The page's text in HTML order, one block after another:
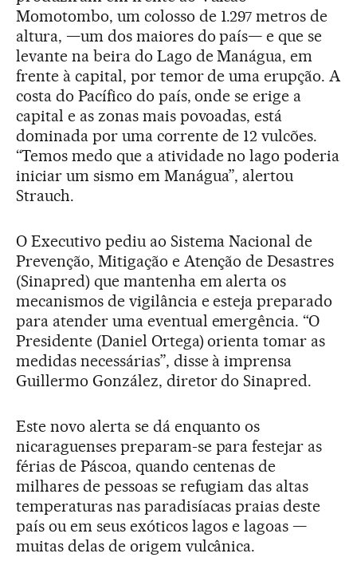
Momotombo, um colosso de 1.297 metros de
altura, —um dos maiores do país— e que se
levante na beira do Lago de Manágua, em
frente à capital, por temor de uma erupção. A
costa do Pacífico do país, onde se erige a
capital e as zonas mais povoadas, está
dominada por uma corrente de 12 vulcões.
“Temos medo que a atividade no lago poderia
iniciar um sismo em Manágua”, alertou
Strauch.
O Executivo pediu ao Sistema Nacional de
Prevenção, Mitigação e Atenção de Desastres
(Sinapred) que mantenha em alerta os
mecanismos de vigilância e esteja preparado
para atender uma eventual emergência. “O
Presidente (Daniel Ortega) orienta tomar as
medidas necessárias”, disse à imprensa
Guillermo González, diretor do Sinapred.
Este novo alerta se dá enquanto os
nicaraguenses preparam-se para festejar as
férias de Páscoa, quando centenas de
milhares de pessoas se refugiam das altas
temperaturas nas paradisíacas praias deste
país ou em seus exóticos lagos e lagoas —
muitas delas de origem vulcânica.